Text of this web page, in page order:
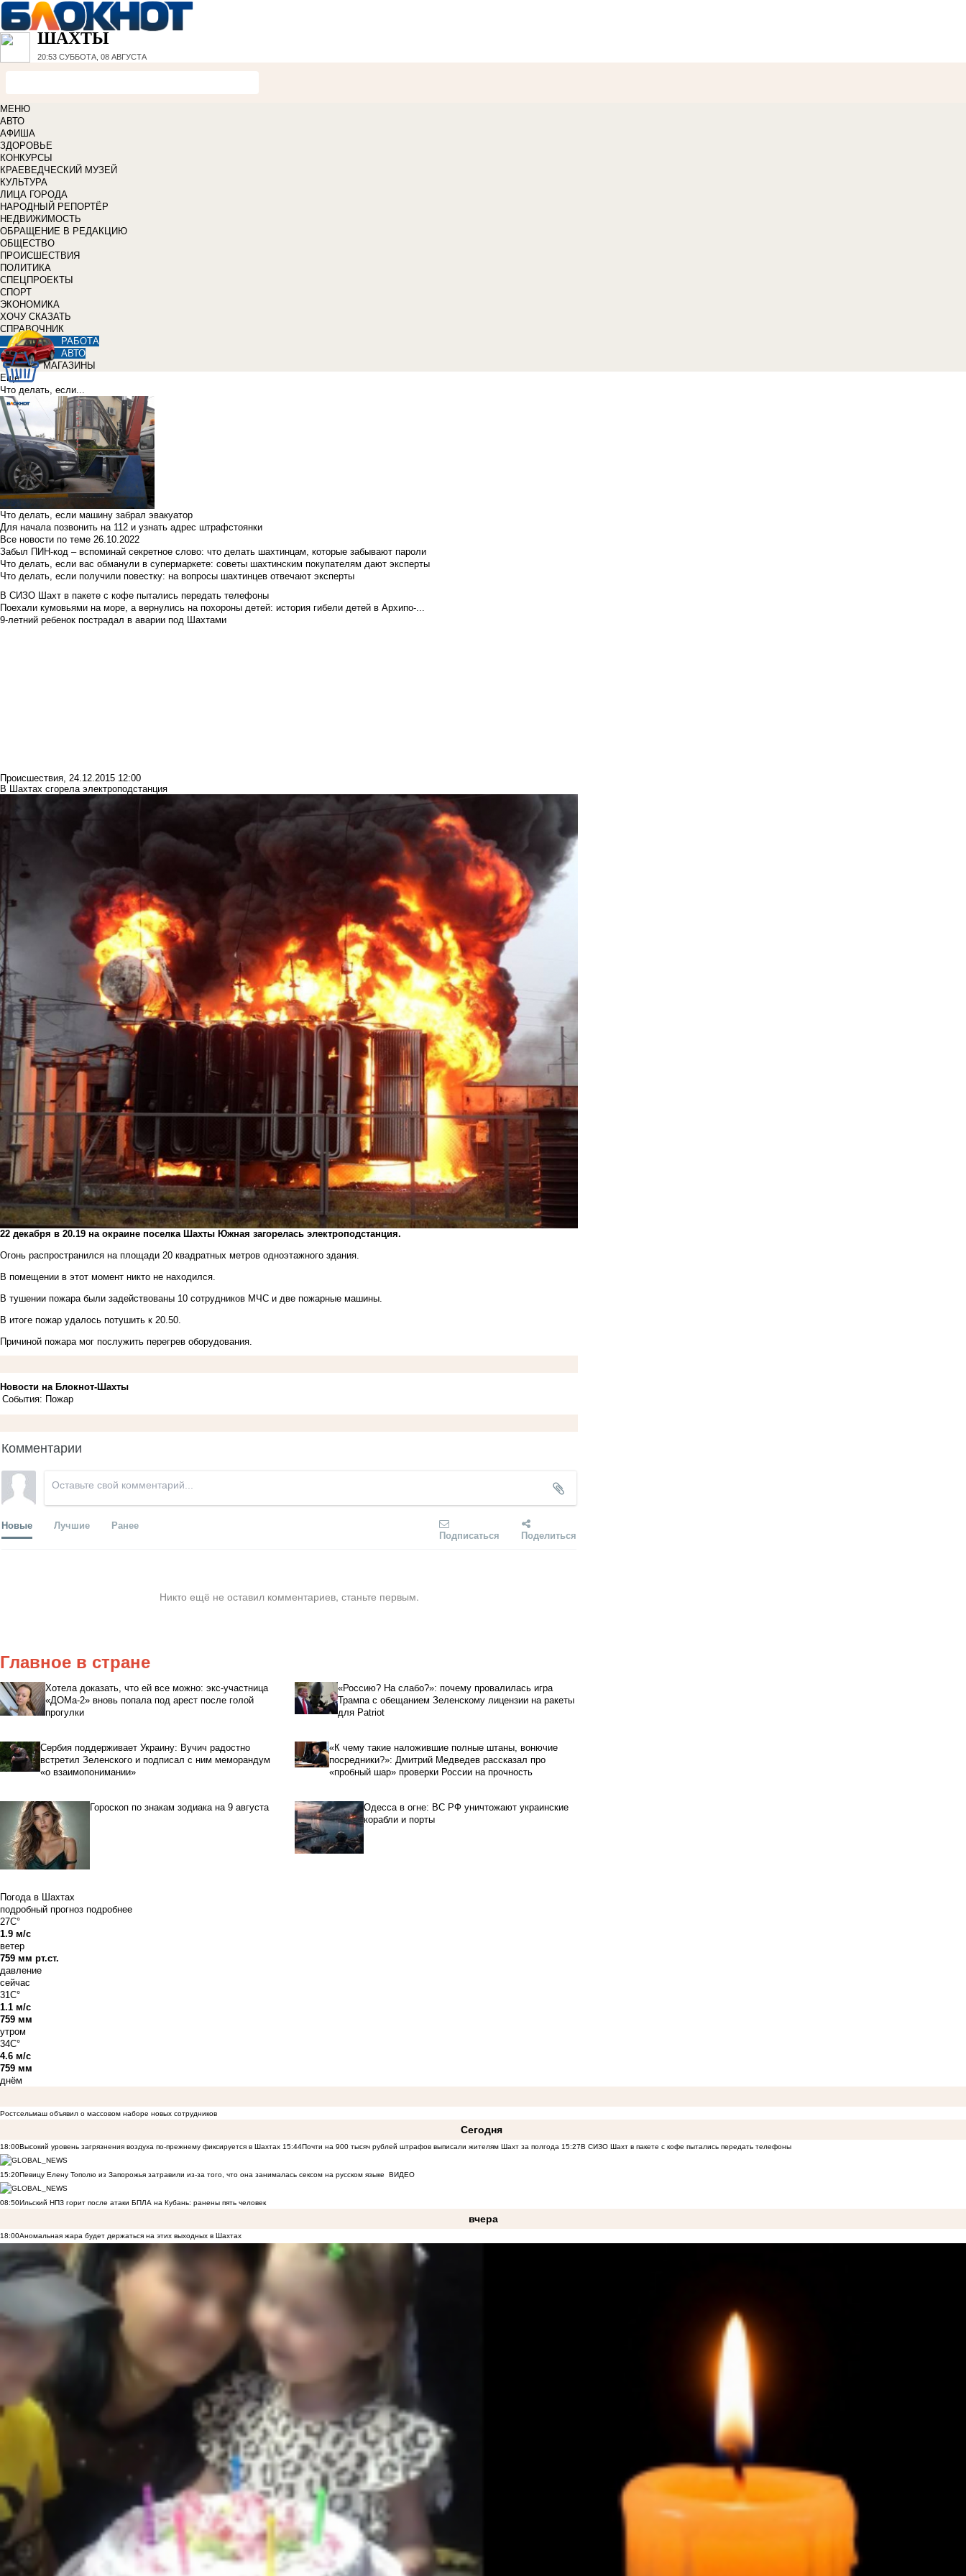
ШАХТЫ
20:53 СУББОТА, 08 АВГУСТА
МЕНЮ
АВТО
АФИША
ЗДОРОВЬЕ
КОНКУРСЫ
КРАЕВЕДЧЕСКИЙ МУЗЕЙ
КУЛЬТУРА
ЛИЦА ГОРОДА
НАРОДНЫЙ РЕПОРТЁР
НЕДВИЖИМОСТЬ
ОБРАЩЕНИЕ В РЕДАКЦИЮ
ОБЩЕСТВО
ПРОИСШЕСТВИЯ
ПОЛИТИКА
СПЕЦПРОЕКТЫ
СПОРТ
ЭКОНОМИКА
ХОЧУ СКАЗАТЬ
СПРАВОЧНИК
РАБОТА
АВТО
МАГАЗИНЫ
Еще
Что делать, если...
Что делать, если машину забрал эвакуатор
Для начала позвонить на 112 и узнать адрес штрафстоянки
Все новости по теме 26.10.2022
Забыл ПИН-код – вспоминай секретное слово: что делать шахтинцам, которые забывают пароли
Что делать, если вас обманули в супермаркете: советы шахтинским покупателям дают эксперты
Что делать, если получили повестку: на вопросы шахтинцев отвечают эксперты
В СИЗО Шахт в пакете с кофе пытались передать телефоны
Поехали кумовьями на море, а вернулись на похороны детей: история гибели детей в Архипо-...
9-летний ребенок пострадал в аварии под Шахтами
Происшествия, 24.12.2015 12:00
В Шахтах сгорела электроподстанция
22 декабря в 20.19 на окраине поселка Шахты Южная загорелась электроподстанция.
Огонь распространился на площади 20 квадратных метров одноэтажного здания.
В помещении в этот момент никто не находился.
В тушении пожара были задействованы 10 сотрудников МЧС и две пожарные машины.
В итоге пожар удалось потушить к 20.50.
Причиной пожара мог послужить перегрев оборудования.
Новости на Блoкнoт-Шахты
События: Пожар
Комментарии
Новые Лучшие Ранее
Подписаться Поделиться
Никто ещё не оставил комментариев, станьте первым.
Главное в стране
Хотела доказать, что ей все можно: экс-участница
«ДОМа-2» вновь попала под арест после голой
прогулки
«Россию? На слабо?»: почему провалилась игра
Трампа с обещанием Зеленскому лицензии на ракеты
для Patriot
Сербия поддерживает Украину: Вучич радостно
встретил Зеленского и подписал с ним меморандум
«о взаимопонимании»
«К чему такие наложившие полные штаны, вонючие
посредники?»: Дмитрий Медведев рассказал про
«пробный шар» проверки России на прочность
Гороскоп по знакам зодиака на 9 августа
Одесса в огне: ВС РФ уничтожают украинские
корабли и порты
Погода в Шахтах
подробный прогноз подробнее
27C°
1.9 м/с
ветер
759 мм рт.ст.
давление
сейчас
31C°
1.1 м/с
759 мм
утром
34C°
4.6 м/с
759 мм
днём
Ростсельмаш объявил о массовом наборе новых сотрудников
Сегодня
18:00Высокий уровень загрязнения воздуха по-прежнему фиксируется в Шахтах 15:44Почти на 900 тысяч рублей штрафов выписали жителям Шахт за полгода 15:27В СИЗО Шахт в пакете с кофе пытались передать телефоны
15:20Певицу Елену Тополю из Запорожья затравили из-за того, что она занималась сексом на русском языке ВИДЕО
08:50Ильский НПЗ горит после атаки БПЛА на Кубань: ранены пять человек
вчера
18:00Аномальная жара будет держаться на этих выходных в Шахтах